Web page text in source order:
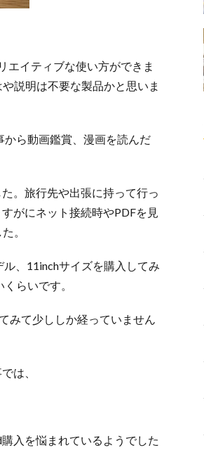
エイティブな使い方ができま
説明は不要な製品かと思いま
ら動画鑑賞、漫画を読んだ
。旅行先や出張に持って行っ
がにネット接続時やPDFを見
。
、11inchサイズを購入してみ
らいです。
みて少ししか経っていません
は、
入を悩まれているようでした